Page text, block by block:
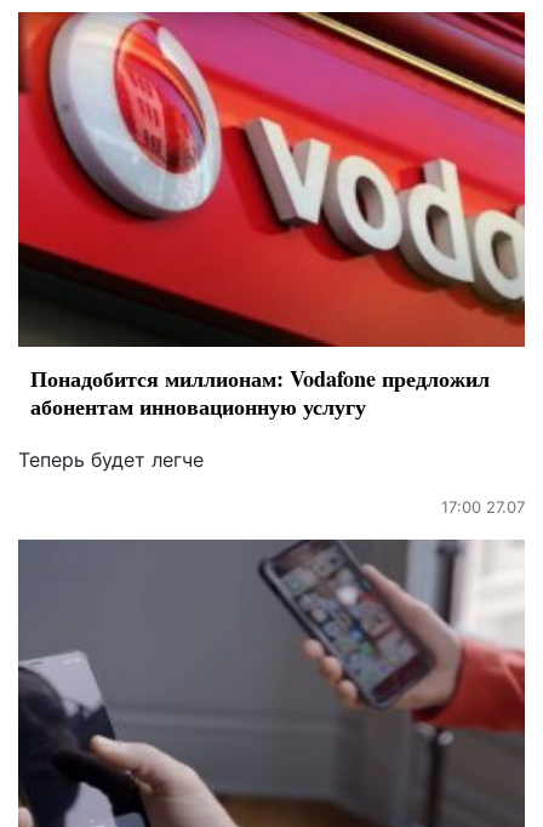
Понадобится миллионам: Vodafone предложил
абонентам инновационную услугу
Теперь будет легче
17:00 27.07